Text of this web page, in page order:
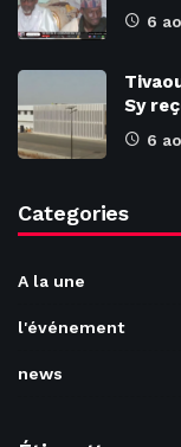
6
Sy
6
Categories
A la une
l'événement
news